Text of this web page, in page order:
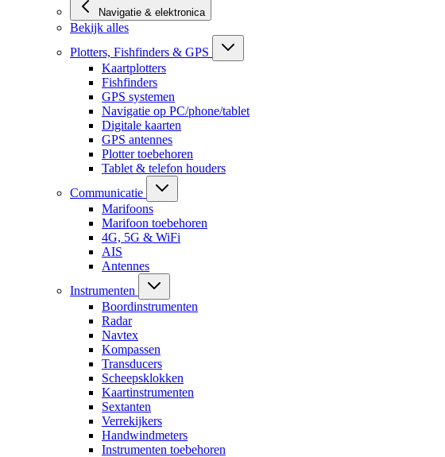
Navigatie & elektronica
Bekijk alles
Plotters, Fishfinders & GPS
Kaartplotters
Fishfinders
GPS systemen
Navigatie op PC/phone/tablet
Digitale kaarten
GPS antennes
Plotter toebehoren
Tablet & telefon houders
Communicatie
Marifoons
Marifoon toebehoren
4G, 5G & WiFi
AIS
Antennes
Instrumenten
Boordinstrumenten
Radar
Navtex
Kompassen
Transducers
Scheepsklokken
Kaartinstrumenten
Sextanten
Verrekijkers
Handwindmeters
Instrumenten toebehoren